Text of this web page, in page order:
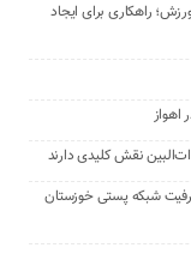
راهکاری برای ایجاد
نقش کلیدی دارند
شبکه پستی خوزستان